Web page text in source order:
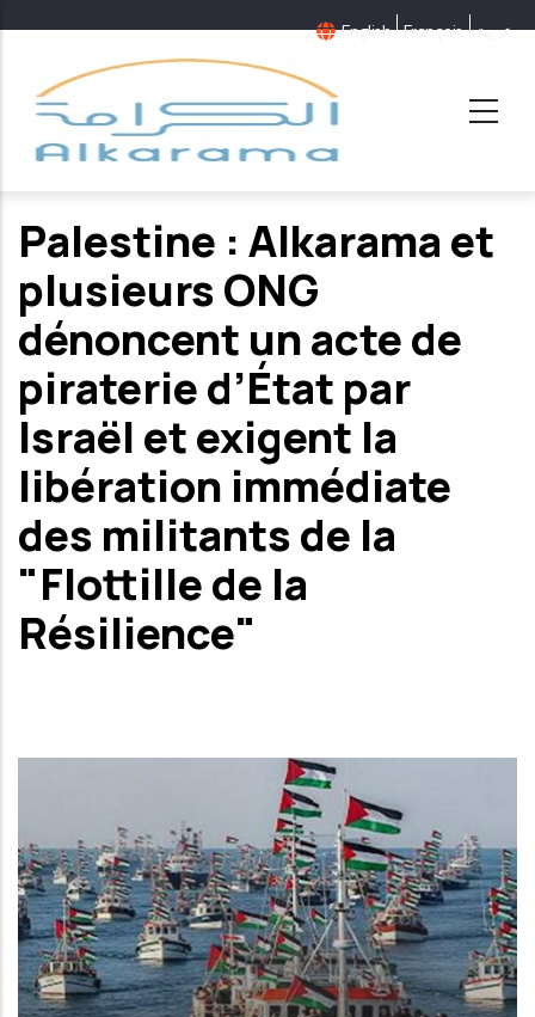
contenu
principal
English Français عربية
Palestine : Alkarama et
plusieurs ONG
dénoncent un acte de
piraterie d’État par
Israël et exigent la
libération immédiate
des militants de la
"Flottille de la
Résilience"